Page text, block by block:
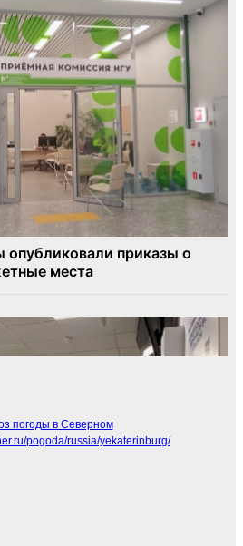
погоды в Северном
pogoda/russia/yekaterinburg/